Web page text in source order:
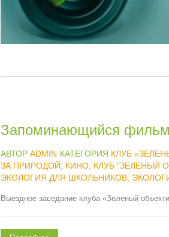
Запоминающийся фильм
АВТОР ADMIN КАТЕГОРИЯ КЛУБ
ЗА ПРИРОДОЙ
КИНО КЛУБ "ЗЕЛЕНЫЙ
ЭКОЛОГИЯ ДЛЯ ШКОЛЬНИКОВ
Выездное заседание клуба «Зеленый